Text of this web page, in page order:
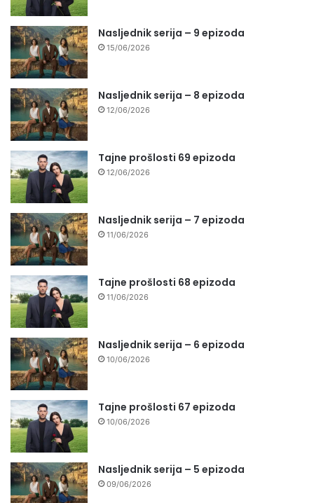
Nasljednik serija – 9 epizoda
15/06/2026
Nasljednik serija – 8 epizoda
12/06/2026
Tajne prošlosti 69 epizoda
12/06/2026
Nasljednik serija – 7 epizoda
11/06/2026
Tajne prošlosti 68 epizoda
11/06/2026
Nasljednik serija – 6 epizoda
10/06/2026
Tajne prošlosti 67 epizoda
10/06/2026
Nasljednik serija – 5 epizoda
09/06/2026